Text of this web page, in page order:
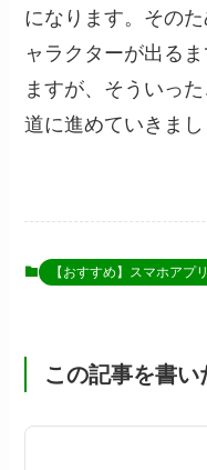
になります。その
ャラクターが出る
ますが、そういっ
道に進めていきまし
【おすすめ】スマホア
この記事を書い